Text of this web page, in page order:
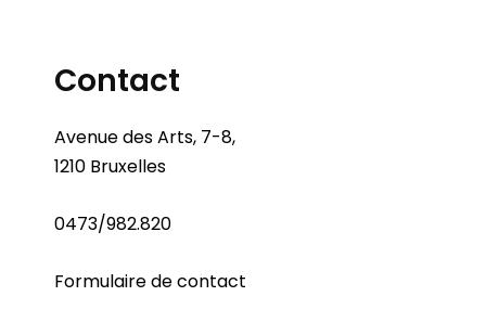
Contact
Avenue des Arts, 7-8,
1210 Bruxelles
0473/982.820
Formulaire de contact